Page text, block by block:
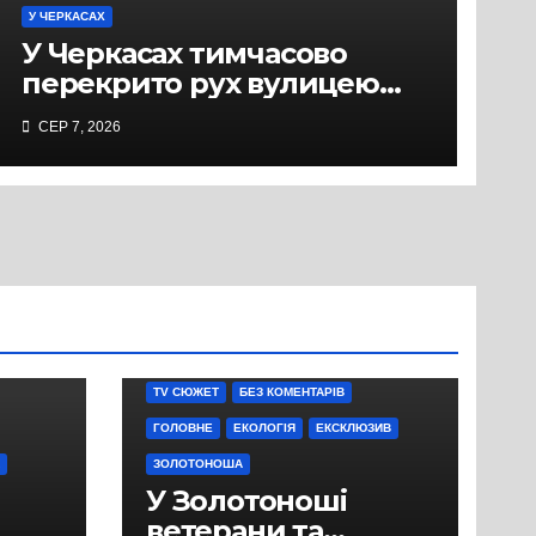
У ЧЕРКАСАХ
У Черкасах тимчасово
перекрито рух вулицею
Хрещатик на перехресті з
Грушевського через
ремонт тепломережі
СЕР 7, 2026
TV СЮЖЕТ БЕЗ КОМЕНТАРІВ
ГОЛОВНЕ ЕКОЛОГІЯ ЕКСКЛЮЗИВ
ЗОЛОТОНОША
У Золотоноші